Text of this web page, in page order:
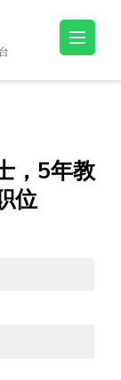
，5年教
位